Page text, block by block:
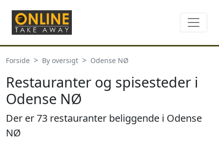
Forside By oversigt Odense NØ
Restauranter og spisesteder i
Odense NØ
Der er 73 restauranter beliggende i Odense
NØ